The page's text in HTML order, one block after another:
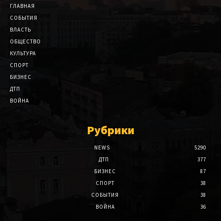
ГЛАВНАЯ
СОБЫТИЯ
ВЛАСТЬ
ОБЩЕСТВО
КУЛЬТУРА
СПОРТ
БИЗНЕС
ДТП
ВОЙНА
Рубрики
NEWS
5290
ДТП
377
БИЗНЕС
87
СПОРТ
38
СОБЫТИЯ
38
ВОЙНА
36